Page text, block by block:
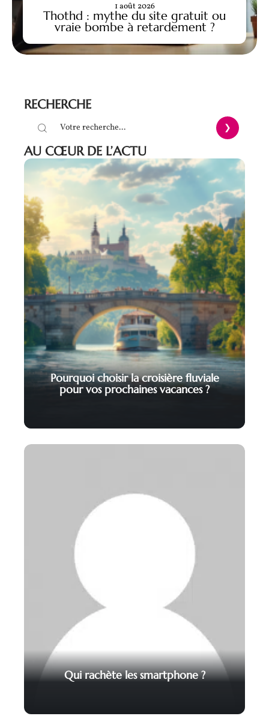
Thothd : mythe du site gratuit ou
vraie bombe à retardement ?
1 août 2026
RECHERCHE
AU CŒUR DE L’ACTU
Pourquoi choisir la croisière fluviale
pour vos prochaines vacances ?
Qui rachète les smartphone ?